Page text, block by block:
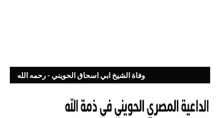
وفاة الشيخ ابي اسحاق الحويني - رحمه الله